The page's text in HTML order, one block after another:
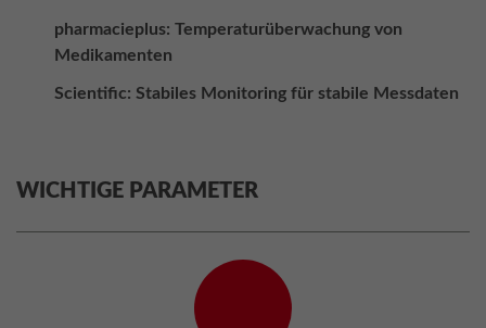
pharmacieplus: Temperaturüberwachung von
Medikamenten
Scientific: Stabiles Monitoring für stabile Messdaten
WICHTIGE PARAMETER